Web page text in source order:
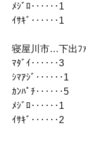
ﾒｼﾞﾛ‥‥‥1
ｲｻｷﾞ‥‥‥1
寝屋川市…下出ﾌ
ﾏﾀﾞｲ‥‥‥3
ｼﾏｱｼﾞ‥‥‥1
ｶﾝﾊﾟﾁ‥‥‥5
ﾒｼﾞﾛ‥‥‥1
ｲｻｷﾞ‥‥‥2